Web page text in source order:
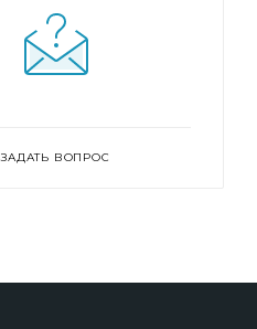
ЗАДАТЬ ВОПРОС